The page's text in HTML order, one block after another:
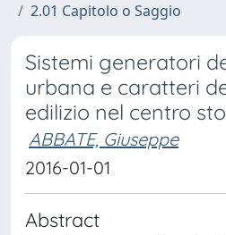
2.01 Capitolo o Saggio
Sistemi generatori
urbana e caratteri
edilizio nel centro
ABBATE, Giuseppe
2016-01-01
Abstract